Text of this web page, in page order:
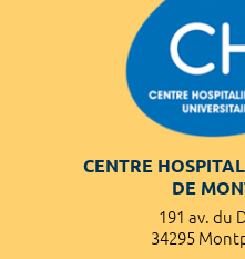
CENTRE
DE
191 av. du
34295